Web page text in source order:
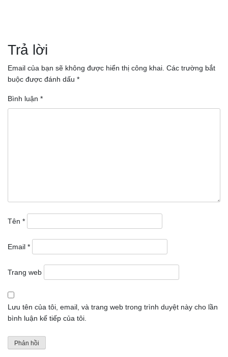
hướng
bài
viết
Trả lời
Email của bạn sẽ không được hiển thị công khai. Các trường bắt
buộc được đánh dấu *
Bình luận *
Tên *
Email *
Trang web
Lưu tên của tôi, email, và trang web trong trình duyệt này cho lần
bình luận kế tiếp của tôi.